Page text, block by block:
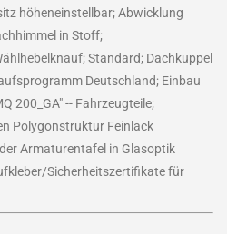
höheneinstellbar; Abwicklung
in Stoff;
Standard; Dachkuppel
Deutschland; Einbau
200_GA" -- Fahrzeugteile;
Polygonstruktur Feinlack
Armaturentafel in Glasoptik
Sicherheitszertifikate für